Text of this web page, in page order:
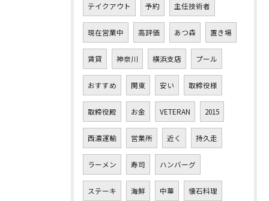
テイクアウト 予約 主任技術者
現在営業中 高評価 あつ森 置き場
賃貸 神奈川 横浜支店 プール
おすすめ 関東 安い 取締役様
取締役殿 お金 VETERAN 2015
西濃運輸 営業所 近く 持久走
ラーメン 寿司 ハンバーグ
ステーキ 海鮮 中華 懐石料理